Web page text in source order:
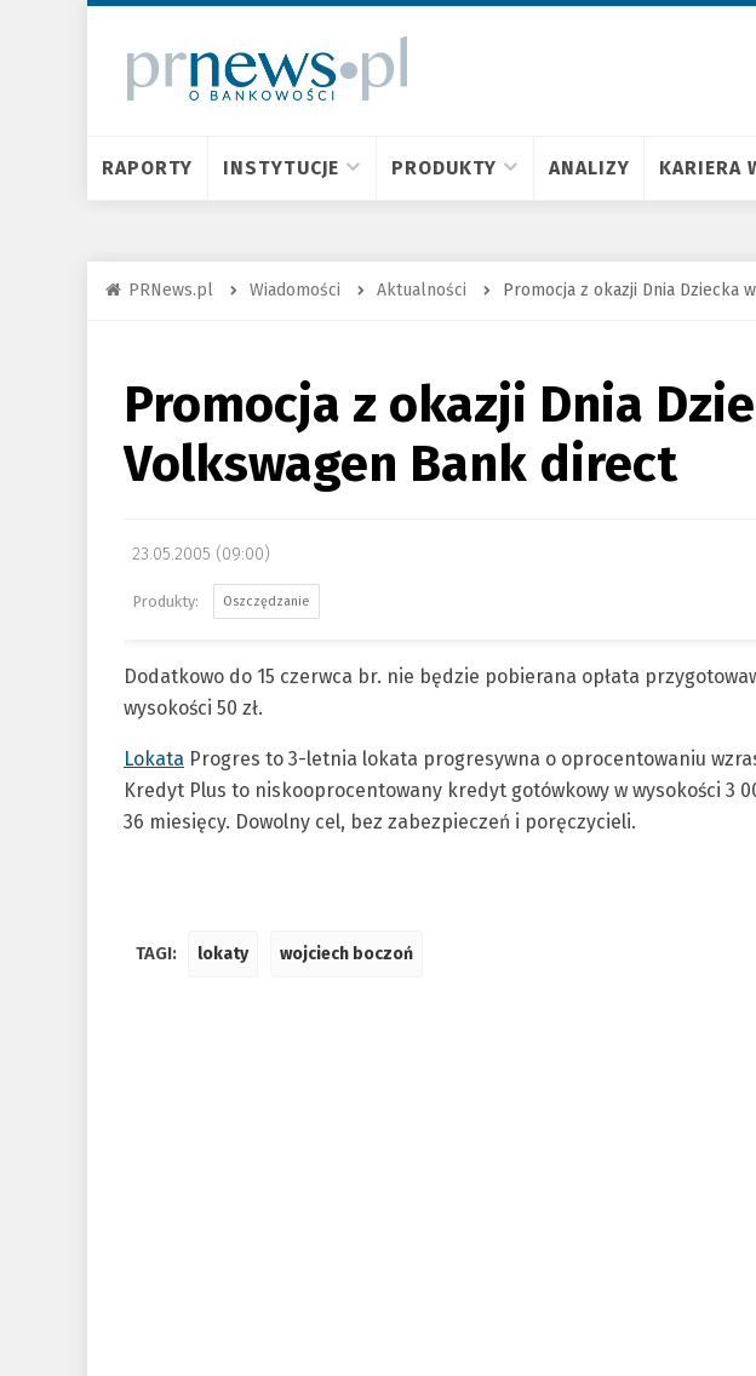
RAPORTY INSTYTUCJE PRODUKTY ANALIZY KARIERA
PRNews.pl Wiadomości Aktualności Promocja z okazji Dnia Dziecka
Promocja z okazji Dnia
Volkswagen Bank direct
23.05.2005 (09:00)
Oszczędzanie
Dodatkowo do 15 czerwca br. nie będzie pobierana opłata
wysokości 50 zł.
Lokata Progres to 3-letnia lokata progresywna o oprocentowaniu
Kredyt Plus to niskooprocentowany kredyt gotówkowy w wysokości 3
36 miesięcy. Dowolny cel, bez zabezpieczeń i poręczycieli.
TAGI: lokaty wojciech boczoń